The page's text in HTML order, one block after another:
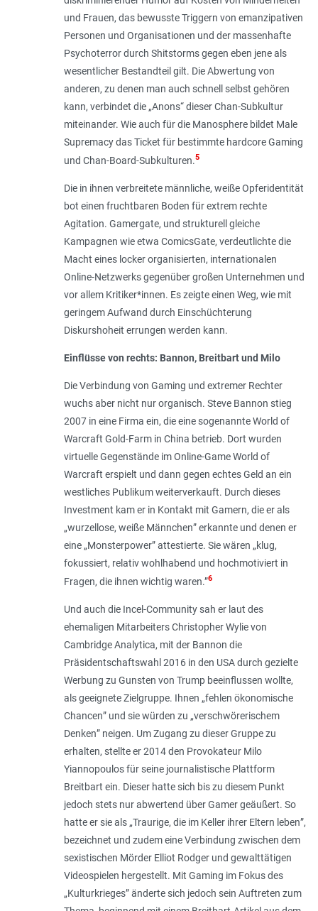
und Frauen, das bewusste Triggern von emanzipativen
Personen und Organisationen und der massenhafte
Psychoterror durch Shitstorms gegen eben jene als
wesentlicher Bestandteil gilt. Die Abwertung von
anderen, zu denen man auch schnell selbst gehören
kann, verbindet die „Anons“ dieser Chan-Subkultur
miteinander. Wie auch für die Mano­sphere bildet Male
Supremacy das Ticket für bestimmte hardcore Gaming
und Chan-­Board-Subkulturen.5
Die in ihnen verbreitete männliche, weiße Opferidentität
bot einen fruchtbaren Boden für extrem rechte
Agitation. Gamergate, und strukturell gleiche
Kampagnen wie etwa ComicsGate, verdeutlichte die
Macht eines locker organisierten, internationalen
Online-Netzwerks gegenüber großen Unternehmen und
vor allem Kritiker*innen. Es zeigte einen Weg, wie mit
geringem Aufwand durch Einschüchterung
Diskurshoheit errungen werden kann.
Einflüsse von rechts: Bannon, Breitbart und Milo
Die Verbindung von Gaming und extremer Rechter
wuchs aber nicht nur organisch. Steve Bannon stieg
2007 in eine Firma ein, die eine sogenannte World of
Warcraft Gold-­Farm in China betrieb. Dort wurden
virtuelle Gegenstände im Online-­Game World of
Warcraft erspielt und dann gegen echtes Geld an ein
westliches Publikum weiterverkauft. Durch dieses
Invest­ment kam er in Kontakt mit Gamern, die er als
„wurzellose, weiße Männchen” erkannte und denen er
eine „Monsterpower” attestierte. Sie wären „klug,
fokussiert, relativ wohlhabend und hochmotiviert in
Fragen, die ihnen wichtig waren.”6
Und auch die Incel-Community sah er laut des
ehemaligen Mitarbeiters Christopher Wylie von
Cambridge Analytica, mit der Bannon die
Präsidentschaftswahl 2016 in den USA durch gezielte
Werbung zu Gunsten von Trump beeinflussen wollte,
als geeignete Zielgruppe. Ihnen „fehlen ökonomische
Chancen” und sie würden zu „verschwörerischem
Denken” neigen. Um Zugang zu dieser Gruppe zu
erhalten, stellte er 2014 den Provokateur Milo
Yiannopoulos für seine journalistische Plattform
Breitbart ein. Dieser hatte sich bis zu diesem Punkt
jedoch stets nur abwertend über Gamer geäußert. So
hatte er sie als „Traurige, die im Keller ihrer Eltern leben”,
bezeichnet und zudem eine Verbindung zwischen dem
sexistischen Mörder Elliot Rodger und gewalttätigen
Videospielen hergestellt. Mit Gaming im Fokus des
„Kulturkrieges” änderte sich jedoch sein Auftreten zum